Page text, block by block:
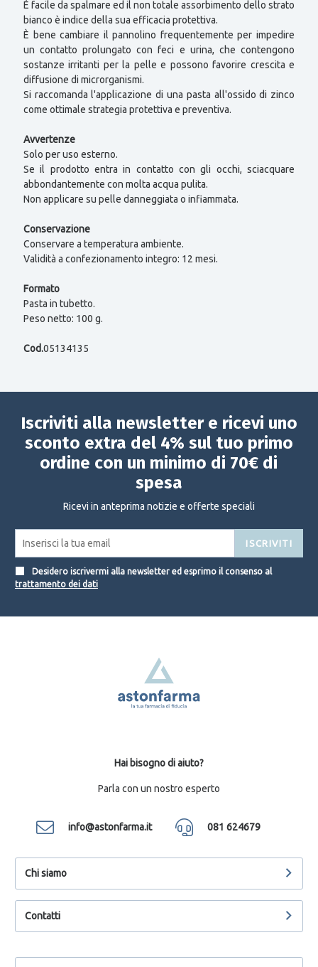
È facile da spalmare ed il non totale assorbimento dello strato
bianco è indice della sua efficacia protettiva.
È bene cambiare il pannolino frequentemente per impedire
un contatto prolungato con feci e urina, che contengono
sostanze irritanti per la pelle e possono favorire crescita e
diffusione di microrganismi.
Si raccomanda l'applicazione di una pasta all'ossido di zinco
come ottimale strategia protettiva e preventiva.
Avvertenze
Solo per uso esterno.
Se il prodotto entra in contatto con gli occhi, sciacquare
abbondantemente con molta acqua pulita.
Non applicare su pelle danneggiata o infiammata.
Conservazione
Conservare a temperatura ambiente.
Validità a confezionamento integro: 12 mesi.
Formato
Pasta in tubetto.
Peso netto: 100 g.
Cod.05134135
Iscriviti alla newsletter e ricevi uno
sconto extra del 4% sul tuo primo
ordine con un minimo di 70€ di
spesa
Ricevi in anteprima notizie e offerte speciali
ISCRIVITI
Desidero iscrivermi alla newsletter ed esprimo il consenso al
trattamento dei dati
Hai bisogno di aiuto?
Parla con un nostro esperto
info@astonfarma.it 081 624679
Chi siamo
Contatti